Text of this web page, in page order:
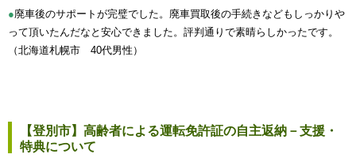
●廃車後のサポートが完璧でした。廃車買取後の手続きなどもしっかりや
って頂いたんだなと安心できました。評判通りで素晴らしかったです。
（北海道札幌市 40代男性）
【登別市】高齢者による運転免許証の自主返納－支援・
特典について